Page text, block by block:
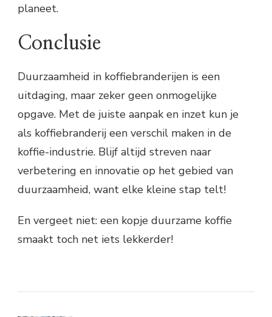
planeet.
Conclusie
Duurzaamheid in koffiebranderijen is een
uitdaging, maar zeker geen onmogelijke
opgave. Met de juiste aanpak en inzet kun je
als koffiebranderij een verschil maken in de
koffie-industrie. Blijf altijd streven naar
verbetering en innovatie op het gebied van
duurzaamheid, want elke kleine stap telt!
En vergeet niet: een kopje duurzame koffie
smaakt toch net iets lekkerder!